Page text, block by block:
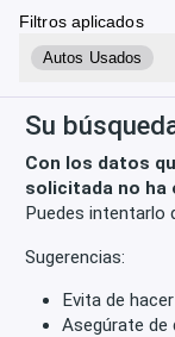
Filtros aplicados
Autos Usados
Su
Con los datos
solicitada no ha
Puedes intentarlo
Sugerencias:
Evita de
Asegúrate